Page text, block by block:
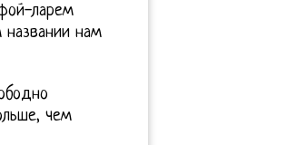
ларем
названии нам
чем